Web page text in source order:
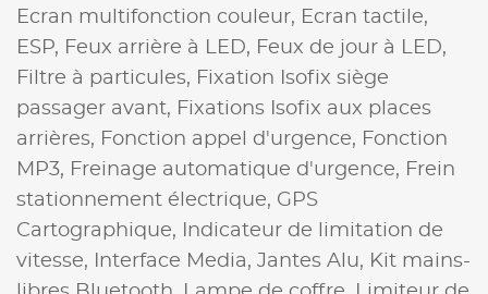
Ecran multifonction couleur, Ecran tactile,
ESP, Feux arrière à LED, Feux de jour à LED,
Filtre à particules, Fixation Isofix siège
passager avant, Fixations Isofix aux places
arrières, Fonction appel d'urgence, Fonction
MP3, Freinage automatique d'urgence, Frein
stationnement électrique, GPS
Cartographique,
Indicateur de limitation de
vitesse,
Interface Media, Jantes Alu, Kit mains-